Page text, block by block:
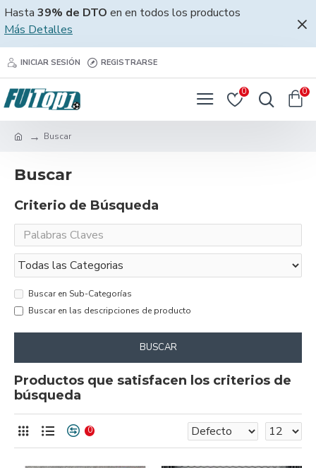
Hasta 39% de DTO en en todos los productos
Más Detalles
INICIAR SESIÓN REGISTRARSE
0 0
Buscar
Buscar
Criterio de Búsqueda
Buscar en Sub-Categorías
Buscar en las descripciones de producto
BUSCAR
Productos que satisfacen los criterios de
búsqueda
0